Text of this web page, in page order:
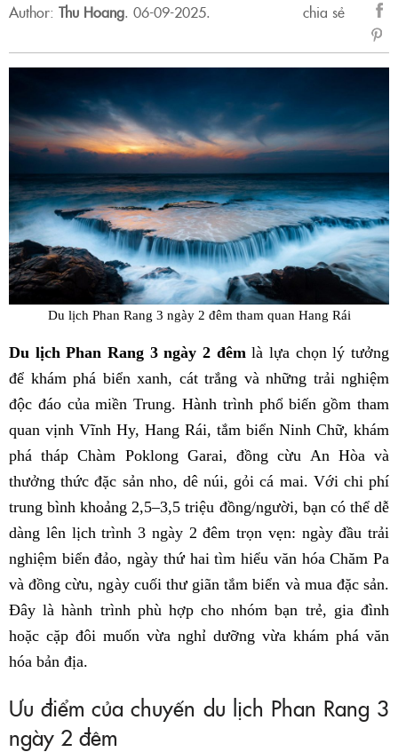
Author: Thu Hoang. 06-09-2025.
chia sẻ
sẻ
Du lịch Phan Rang 3 ngày 2 đêm tham quan Hang Rái
Du lịch Phan Rang 3 ngày 2 đêm là lựa chọn lý tưởng
để khám phá biển xanh, cát trắng và những trải nghiệm
độc đáo của miền Trung. Hành trình phổ biến gồm tham
quan vịnh Vĩnh Hy, Hang Rái, tắm biển Ninh Chữ, khám
phá tháp Chàm Poklong Garai, đồng cừu An Hòa và
thưởng thức đặc sản nho, dê núi, gỏi cá mai. Với chi phí
trung bình khoảng 2,5–3,5 triệu đồng/người, bạn có thể dễ
dàng lên lịch trình 3 ngày 2 đêm trọn vẹn: ngày đầu trải
nghiệm biển đảo, ngày thứ hai tìm hiểu văn hóa Chăm Pa
và đồng cừu, ngày cuối thư giãn tắm biển và mua đặc sản.
Đây là hành trình phù hợp cho nhóm bạn trẻ, gia đình
hoặc cặp đôi muốn vừa nghỉ dưỡng vừa khám phá văn
hóa bản địa.
Ưu điểm của chuyến du lịch Phan Rang 3
ngày 2 đêm